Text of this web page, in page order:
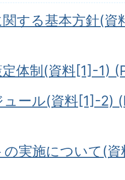
する基本方針(
体制(資料[1]-1)
ュール(資料[1]-2)
の実施について(